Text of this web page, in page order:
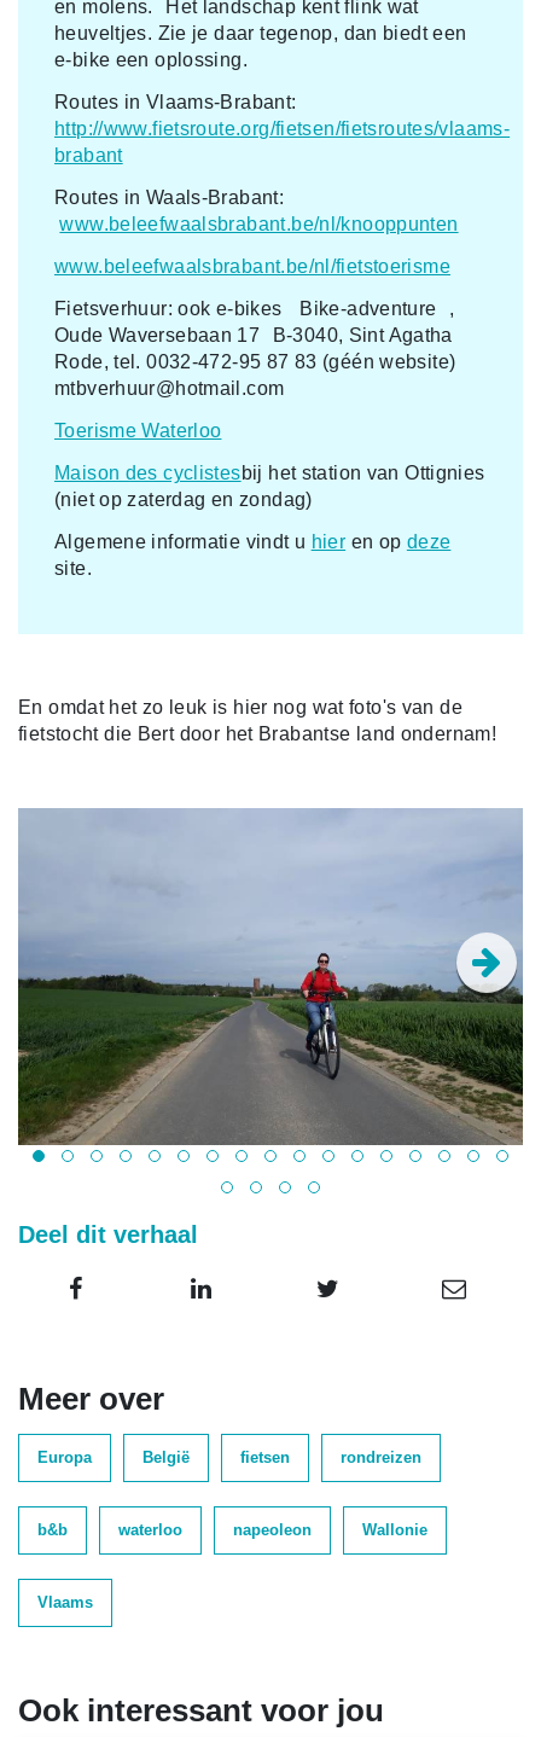
en molens. Het landschap kent flink wat
heuveltjes. Zie je daar tegenop, dan biedt een
e-bike een oplossing.
Routes in Vlaams-Brabant:
http://www.fietsroute.org/fietsen/fietsroutes/vlaams-
brabant
Routes in Waals-Brabant:
www.beleefwaalsbrabant.be/nl/knooppunten
www.beleefwaalsbrabant.be/nl/fietstoerisme
Fietsverhuur: ook e-bikes Bike-adventure ,
Oude Waversebaan 17 B-3040, Sint Agatha
Rode, tel. 0032-472-95 87 83 (géén website)
mtbverhuur@hotmail.com
Toerisme Waterloo
Maison des cyclistesbij het station van Ottignies
(niet op zaterdag en zondag)
Algemene informatie vindt u hier en op deze
site.
En omdat het zo leuk is hier nog wat foto's van de
fietstocht die Bert door het Brabantse land ondernam!
Deel dit verhaal
Meer over
Europa België fietsen rondreizen
b&b waterloo napeoleon Wallonie
Vlaams
Ook interessant voor jou